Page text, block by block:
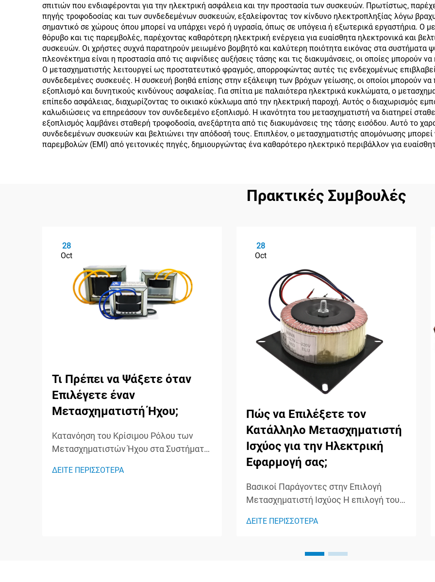
ενισχυτή ισχύος
τοροειδούς
χάλκινο σύρμα
220v
σπιτιών που ενδιαφέρονται για την ηλεκτρική ασφάλεια και την προστασία των συσκευών. Πρωτίστως,
πηγής τροφοδοσίας και των συνδεδεμένων συσκευών, εξαλείφοντας τον κίνδυνο ηλεκτροπληξίας λόγω
σημαντικό σε χώρους όπου μπορεί να υπάρχει νερό ή υγρασία, όπως σε υπόγεια ή εξωτερικά εργαστήρια. Ο
θόρυβο και τις παρεμβολές, παρέχοντας καθαρότερη ηλεκτρική ενέργεια για ευαίσθητα ηλεκτρονικά και
συσκευών. Οι χρήστες συχνά παρατηρούν μειωμένο βομβητό και καλύτερη ποιότητα εικόνας στα συστήματα
πλεονέκτημα είναι η προστασία από τις αιφνίδιες αυξήσεις τάσης και τις διακυμάνσεις, οι οποίες μπορούν
Ο μετασχηματιστής λειτουργεί ως προστατευτικό φραγμός, απορροφώντας αυτές τις ενδεχομένως
συνδεδεμένες συσκευές. Η συσκευή βοηθά επίσης στην εξάλειψη των βρόχων γείωσης, οι οποίοι μπορούν
εξοπλισμό και δυνητικούς κινδύνους ασφαλείας. Για σπίτια με παλαιότερα ηλεκτρικά κυκλώματα, ο
επίπεδο ασφάλειας, διαχωρίζοντας το οικιακό κύκλωμα από την ηλεκτρική παροχή. Αυτός ο διαχωρισμός
καλωδιώσεις να επηρεάσουν τον συνδεδεμένο εξοπλισμό. Η ικανότητα του μετασχηματιστή να διατηρεί
εξοπλισμός λαμβάνει σταθερή τροφοδοσία, ανεξάρτητα από τις διακυμάνσεις της τάσης εισόδου. Αυτό το
συνδεδεμένων συσκευών και βελτιώνει την απόδοσή τους. Επιπλέον, ο μετασχηματιστής απομόνωσης
παρεμβολών (EMI) από γειτονικές πηγές, δημιουργώντας ένα καθαρότερο ηλεκτρικό περιβάλλον για
Πρακτικές Συμβουλές
28
Oct
Τι Πρέπει να Ψάξετε όταν
Επιλέγετε έναν
Μετασχηματιστή Ήχου;
Κατανόηση του Κρίσιμου Ρόλου των
Μετασχηματιστών Ήχου στα Συστήματα
λειτουργούν ως άγνωστοι ήρωες στα
ΔΕΙΤΕ ΠΕΡΙΣΣΟΤΕΡΑ
28
Oct
Πώς να Επιλέξετε τον
Κατάλληλο Μετασχηματιστή
Ισχύος για την Ηλεκτρική
Εφαρμογή σας;
Βασικοί Παράγοντες στην Επιλογή
Μετασχηματιστή Ισχύος Η επιλογή του
είναι μια κρίσιμη απόφαση που
και την ασφάλεια ολόκληρου του
ΔΕΙΤΕ ΠΕΡΙΣΣΟΤΕΡΑ